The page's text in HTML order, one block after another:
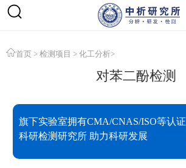
首页 > 检测项目 > 化工分析>
对苯二酚检测
旗下实验室拥有CMA/CNAS/ISO等认证
科研检测研究所 助力科研发展